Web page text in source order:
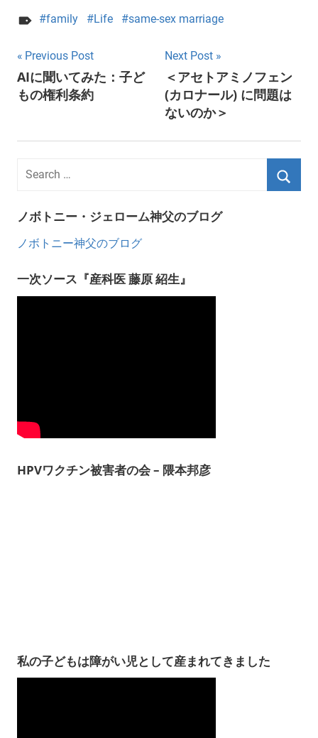
family Life same-sex marriage
Post
navigation
Previous Post
AIに聞いてみた：子ど
もの権利条約
Next Post
＜アセトアミノフェン
(カロナール) に問題は
ないのか＞
ノボトニー・ジェローム神父のブログ
ノボトニー神父のブログ
一次ソース『産科医 藤原 紹生』
HPVワクチン被害者の会 – 隈本邦彦
私の子どもは障がい児として産まれてきました